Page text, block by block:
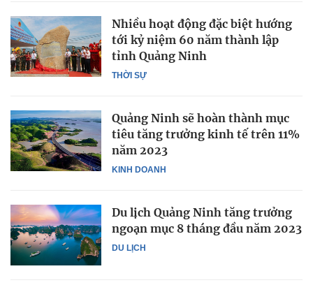
THỜI SỰ
Nhiều hoạt động đặc biệt hướng
tới kỷ niệm 60 năm thành lập
tỉnh Quảng Ninh
KINH DOANH
Quảng Ninh sẽ hoàn thành mục
tiêu tăng trưởng kinh tế trên 11%
năm 2023
DU LỊCH
Du lịch Quảng Ninh tăng trưởng
ngoạn mục 8 tháng đầu năm 2023